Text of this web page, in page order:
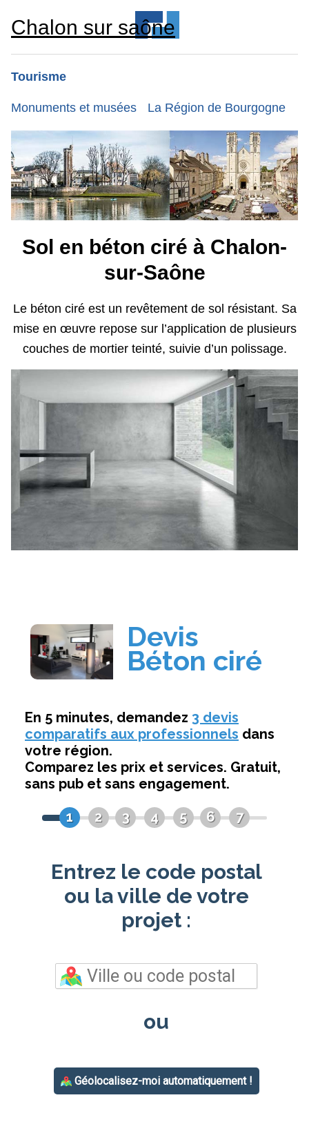
Chalon sur saône
Tourisme
Monuments et musées La Région de Bourgogne
Sol en béton ciré à Chalon-
sur-Saône
Le béton ciré est un revêtement de sol résistant. Sa
mise en œuvre repose sur l’application de plusieurs
couches de mortier teinté, suivie d’un polissage.